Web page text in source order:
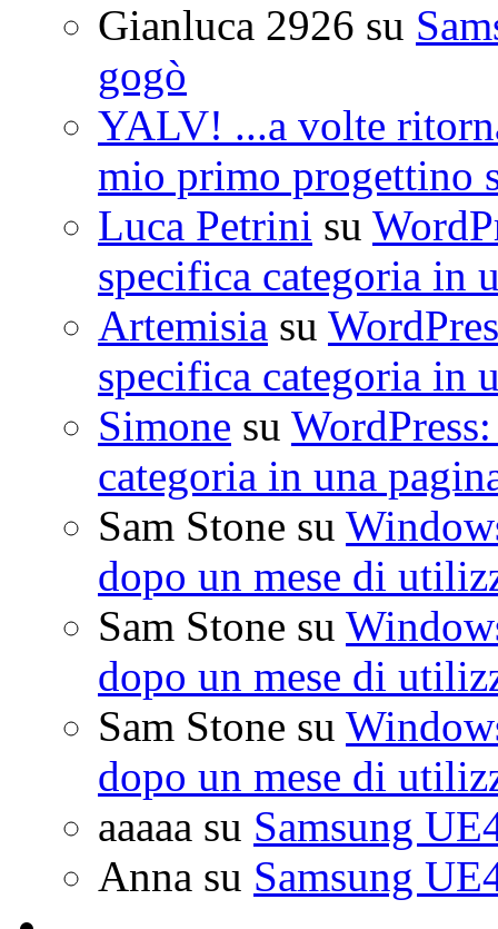
Gianluca 2926 su
gogò
YALV! ...a volte
mio primo progettino
Luca Petrini su
specifica categoria in
Artemisia su
specifica categoria in
Simone su
categoria in una
Sam Stone su
dopo un mese di
Sam Stone su
dopo un mese di
Sam Stone su
dopo un mese di
aaaaa su Samsung
Anna su Samsung